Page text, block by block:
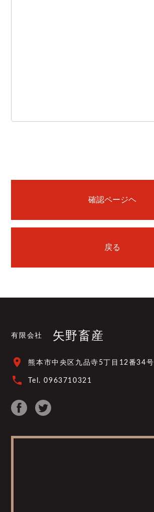
戻る
確認ページヘ
有限会社 矢野畜産
place 熊本市中央区九品寺5丁目12番34号
phone Tel. 0963710321